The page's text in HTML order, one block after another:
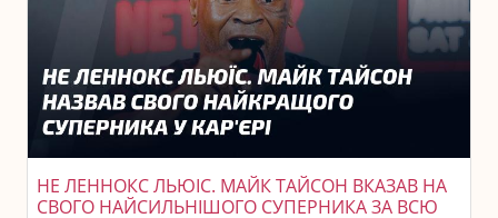
НЕ ЛЕННОКС ЛЬЮІС. МАЙК ТАЙСОН ВКАЗАВ НА
СВОГО НАЙСИЛЬНІШОГО СУПЕРНИКА ЗА ВСЮ